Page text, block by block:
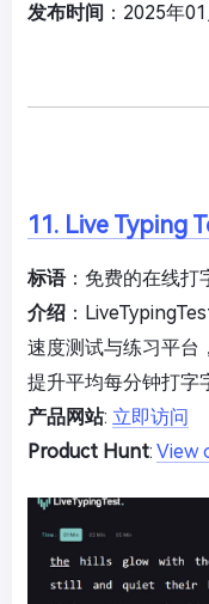
发布时间 ：2025年
11. Live Typing
标语：免费的在线打
介绍 ：
速度测试与练习平台
提升平均每分钟打字
产品网站: 立即访问
Product Hunt: View